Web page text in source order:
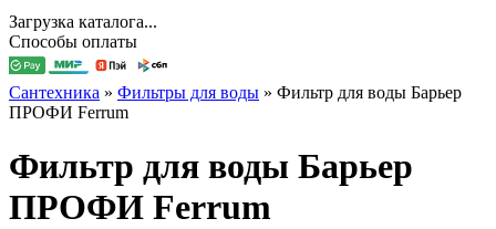
Загрузка каталога...
Способы оплаты
Сантехника » Фильтры для воды » Фильтр для воды Барьер
ПРОФИ Ferrum
Фильтр для воды Барьер
ПРОФИ Ferrum